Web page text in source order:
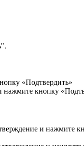
«Подтвердить»
кнопку
и нажмите